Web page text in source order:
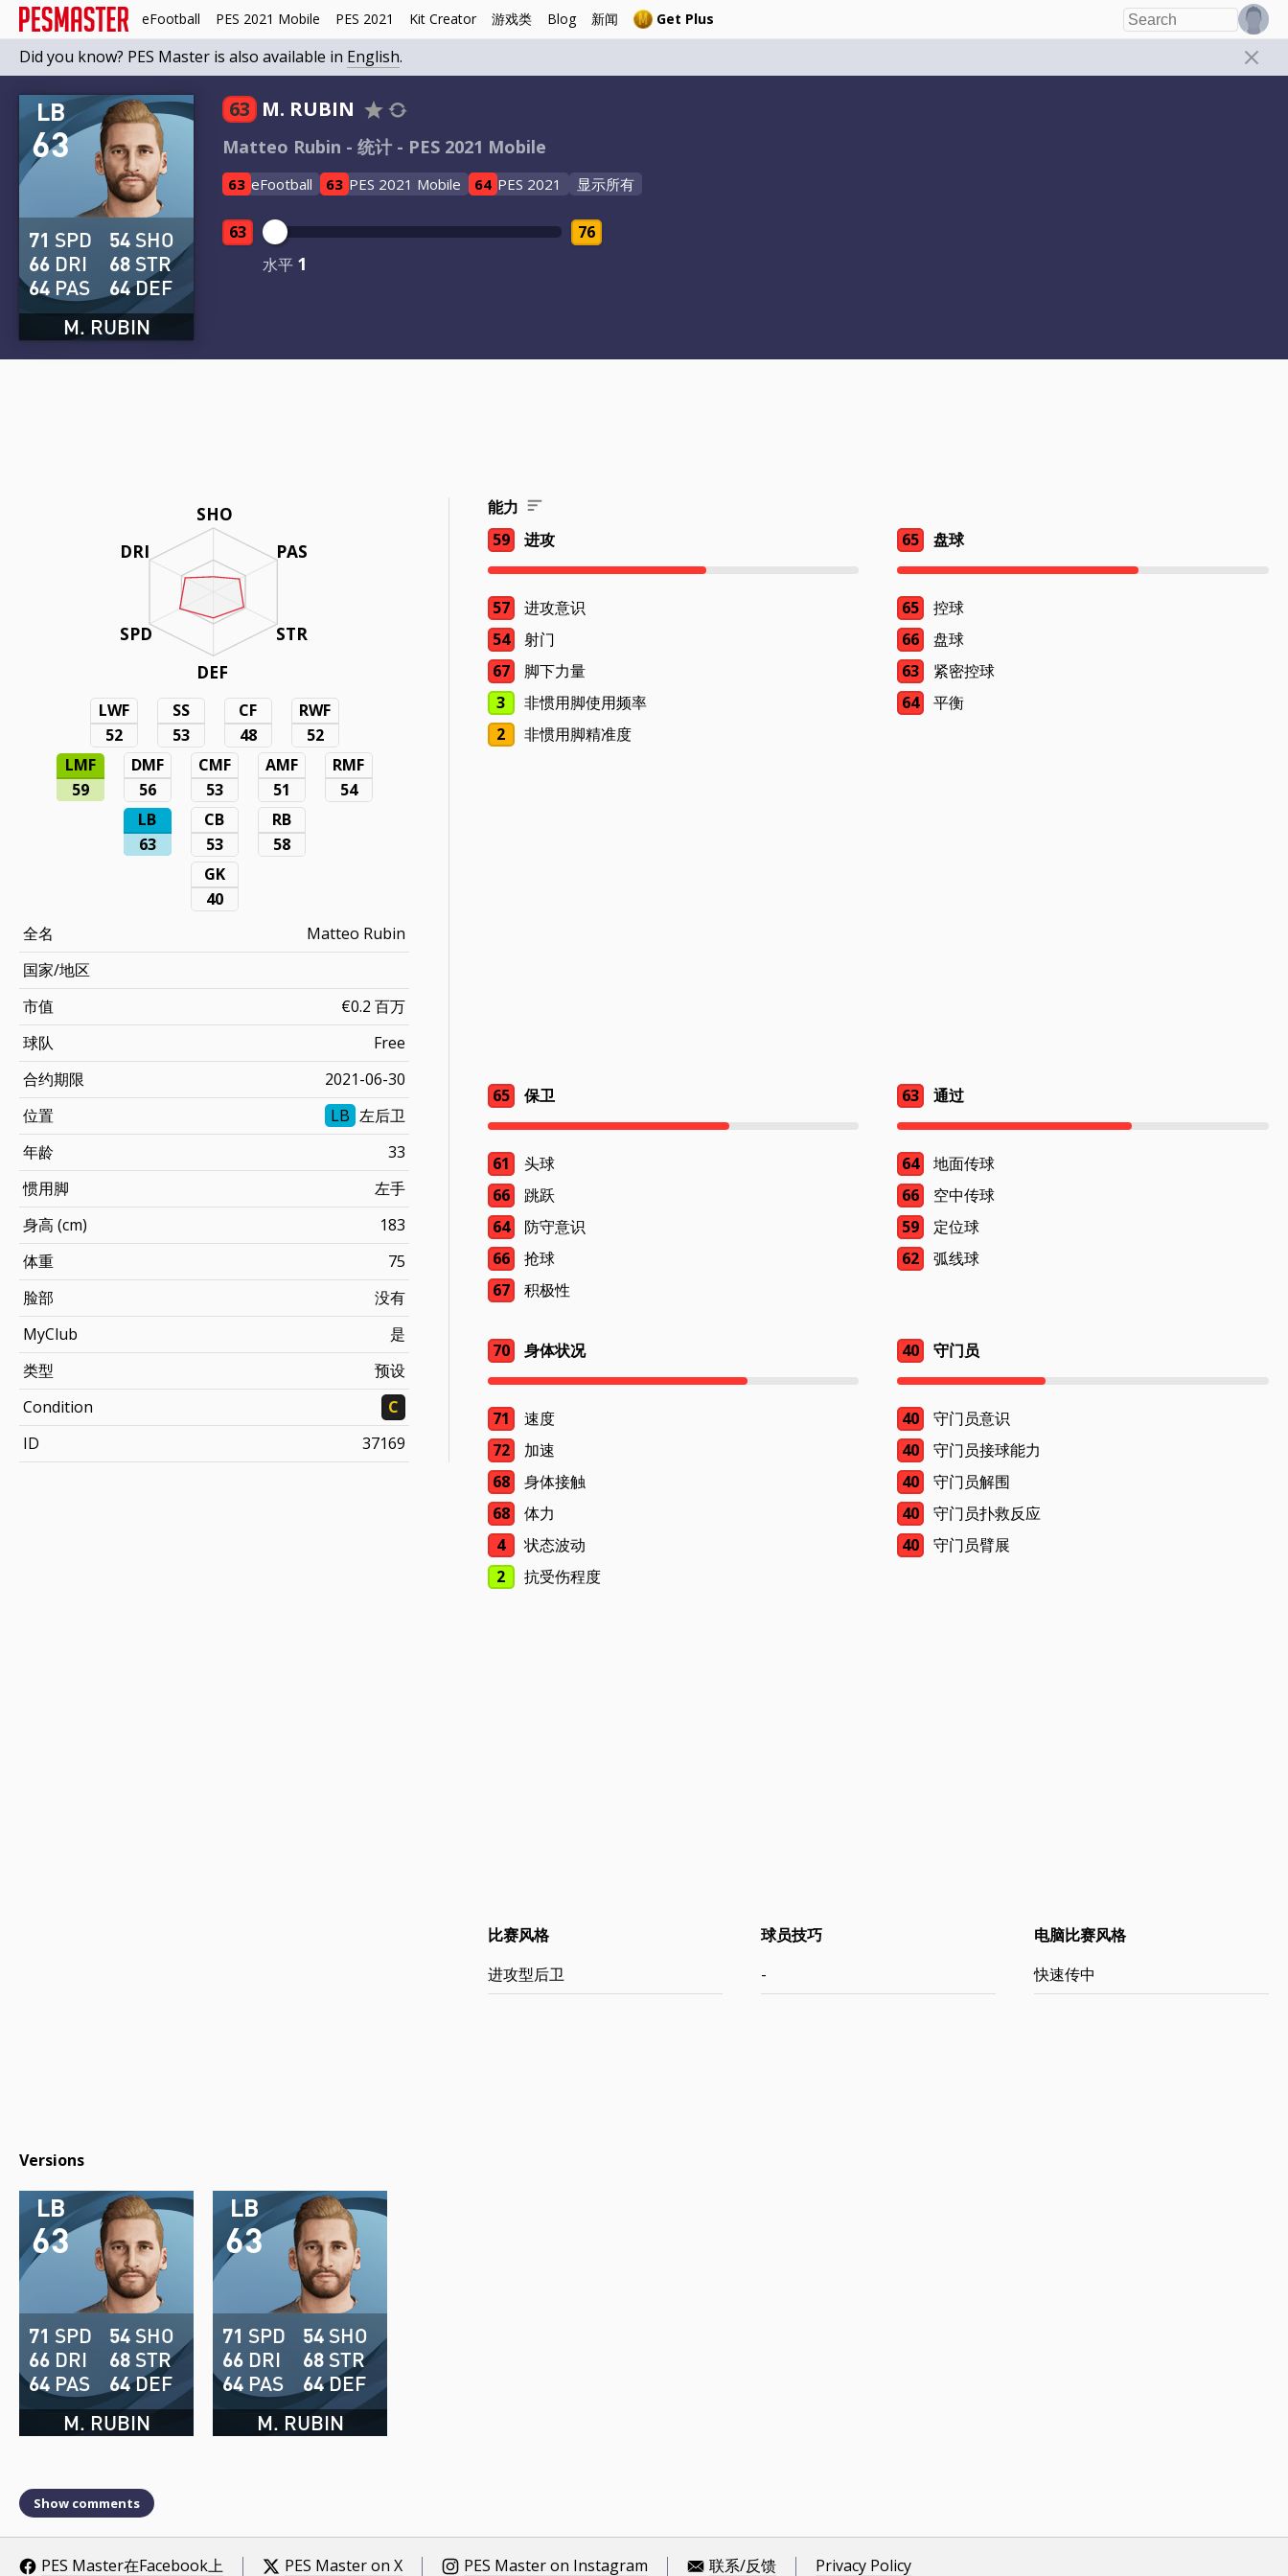
eFootball PES 2021 Mobile PES 2021 Kit Creator 游戏类 Blog 新闻 Get Plus
Did you know? PES Master is also available in English.
63
LB
M. RUBIN
71 SPD
66 DRI
64 PAS
54 SHO
68 STR
64DEF
63 M. RUBIN
Matteo Rubin - 统计 - PES 2021 Mobile
63 eFootball 63 PES 2021 Mobile 64 PES 2021 显示所有
63
水平 1
76
SHO
PAS
STR
DEF
DRI
SPD
LWF
52
SS
53
CF
48
RWF
52
LMF
59
DMF
56
CMF
53
AMF
51
RMF
54
LB
63
CB
53
RB
58
GK
40
全名
Matteo Rubin
国家/地区
市值
€0.2 百万
球队
Free
合约期限
2021-06-30
位置
LB 左后卫
年龄
33
惯用脚
左手
身高 (cm)
183
体重
75
脸部
没有
MyClub
是
类型
预设
Condition
C
ID
37169
能力
59
进攻
57
进攻意识
54
射门
67
脚下力量
3
非惯用脚使用频率
2
非惯用脚精准度
65 盘球
65
控球
66
盘球
63
紧密控球
64
平衡
65 保卫
61
头球
66
跳跃
64
防守意识
66
抢球
67
积极性
63 通过
64
地面传球
66
空中传球
59
定位球
62
弧线球
70 身体状况
71
速度
72
加速
68
身体接触
68
体力
4
状态波动
2
抗受伤程度
40 守门员
40
守门员意识
40
守门员接球能力
40
守门员解围
40
守门员扑救反应
40
守门员臂展
比赛风格
进攻型后卫
球员技巧
-
电脑比赛风格
快速传中
Versions
63
LB
M. RUBIN
71 SPD
66 DRI
64 PAS
54 SHO
68 STR
64DEF
63
LB
M. RUBIN
71 SPD
66 DRI
64 PAS
54 SHO
68 STR
64DEF
Show comments
PES Master在Facebook上 PES Master on X PES Master on Instagram 联系/反馈 Privacy Policy